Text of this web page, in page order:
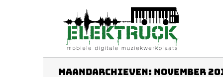
Maandarchieven: november